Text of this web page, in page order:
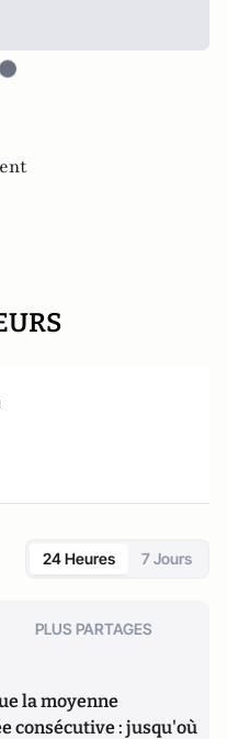
24 Heures 7 Jours
PLUS PARTAGES
la moyenne
consécutive : jusqu'où